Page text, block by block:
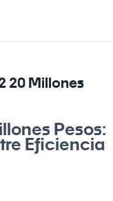
20 Millones
Pesos:
Eficiencia
confort y un